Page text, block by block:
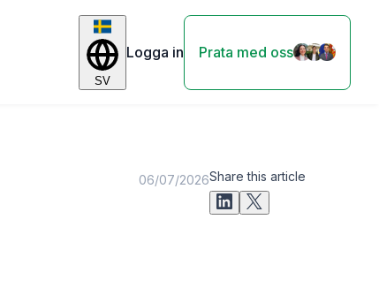
SV
Logga in Prata med oss
06/07/2026Share this article